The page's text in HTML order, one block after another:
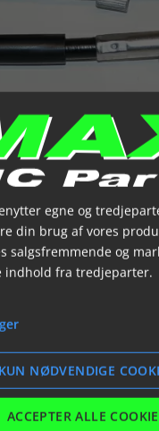
egne og
din brug af vores
salgsfremmende og
indhold fra tredjeparter.
KUN NØDVENDIGE
ACCEPTER ALLE